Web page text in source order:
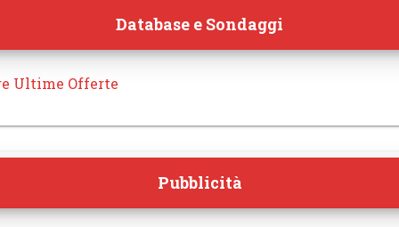
Database e Sondaggi
Ultime Offerte
Pubblicità